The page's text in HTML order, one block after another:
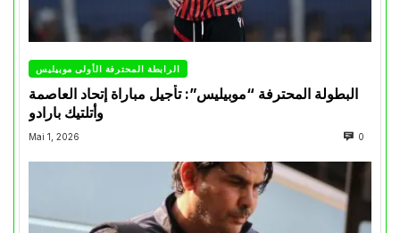
الرابطة المحترفة الأولى موبيليس
البطولة المحترفة “موبيليس”: تأجيل مباراة إتحاد العاصمة
وأتلتيك بارادو
Mai 1, 2026 0